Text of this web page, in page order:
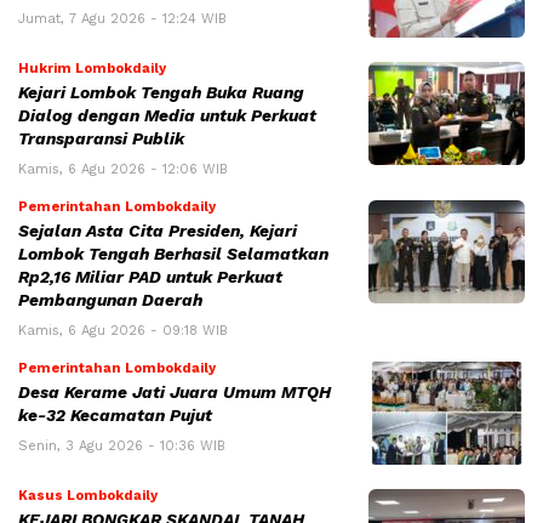
Jumat, 7 Agu 2026 - 12:24 WIB
Hukrim Lombokdaily
Kejari Lombok Tengah Buka Ruang
Dialog dengan Media untuk Perkuat
Transparansi Publik
Kamis, 6 Agu 2026 - 12:06 WIB
Pemerintahan Lombokdaily
Sejalan Asta Cita Presiden, Kejari
Lombok Tengah Berhasil Selamatkan
Rp2,16 Miliar PAD untuk Perkuat
Pembangunan Daerah
Kamis, 6 Agu 2026 - 09:18 WIB
Pemerintahan Lombokdaily
Desa Kerame Jati Juara Umum MTQH
ke-32 Kecamatan Pujut
Senin, 3 Agu 2026 - 10:36 WIB
Kasus Lombokdaily